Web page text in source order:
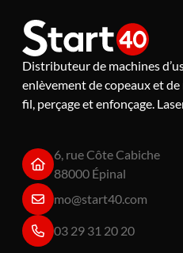
Distributeur de machines
enlèvement de copeaux et
fil, perçage et enfonçage.
6, rue Côte Cabiche
88000 Épinal
mo@start40.com
03 29 31 20 20